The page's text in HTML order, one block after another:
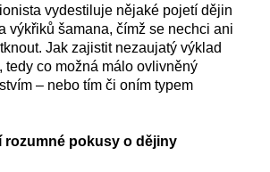
vydestiluje nějaké pojetí dějin
výkřiků šamana, čímž se nechci ani
Jak zajistit nezaujatý výklad
tedy co možná málo ovlivněný
– nebo tím či oním typem
rozumné pokusy o dějiny